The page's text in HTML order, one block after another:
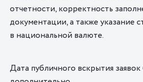
отчетности, корректность
документации, а также указание
в национальной валюте.
Дата публичного вскрытия